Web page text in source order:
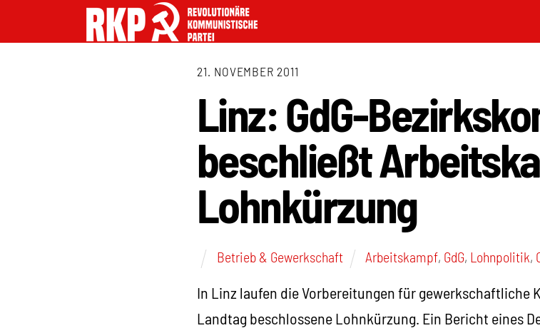
21. NOVEMBER 2011
Linz: GdG-
beschließt
Lohnkürzung
Betrieb & Gewerkschaft Arbeitskampf, GdG, Lohnpolitik,
In Linz laufen die Vorbereitungen für gewerkschaftliche
Landtag beschlossene Lohnkürzung. Ein Bericht eines